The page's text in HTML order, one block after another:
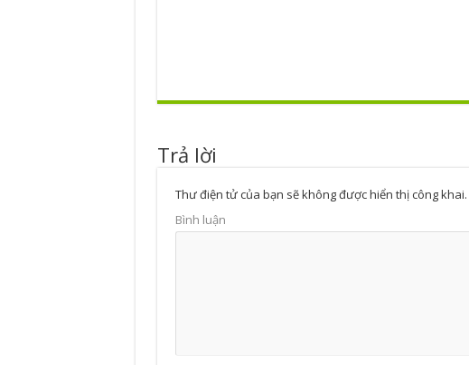
Trả lời
Thư điện tử của bạn sẽ không được hiển thị công khai.
Bình luận